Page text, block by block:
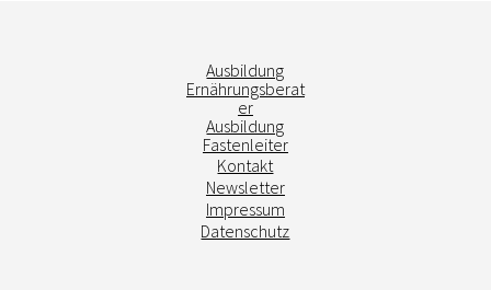
Ausbildung
Ernährungsberat
er
Ausbildung
Fastenleiter
Kontakt
Newsletter
Impressum
Datenschutz